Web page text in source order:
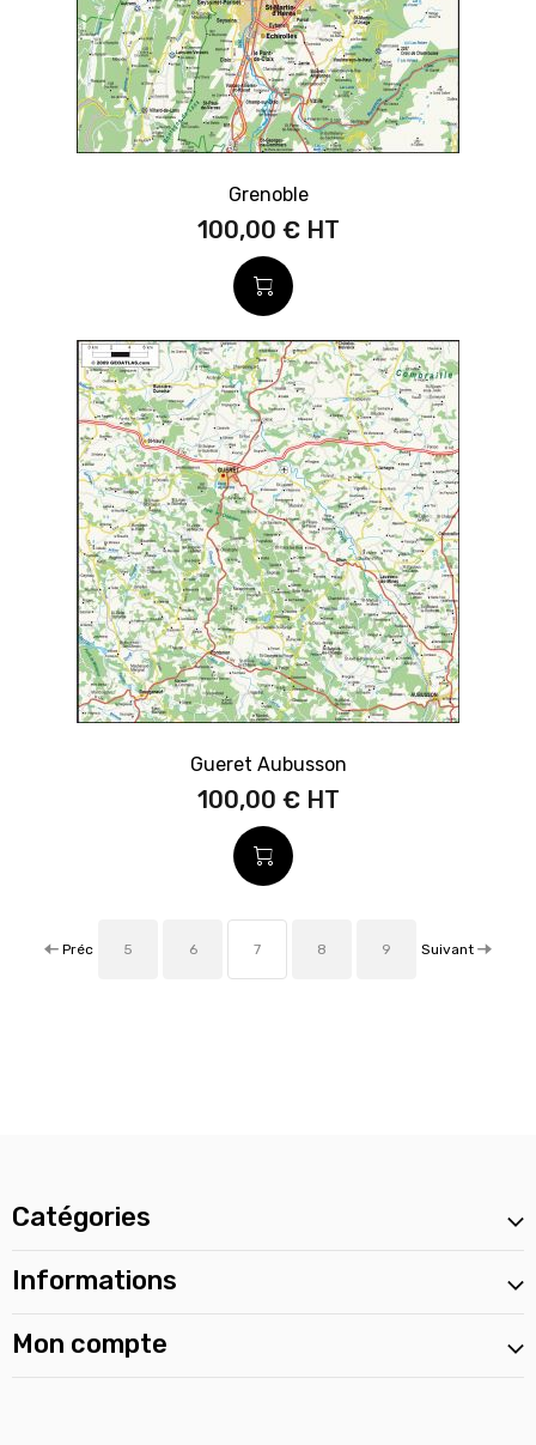
Grenoble
100,00 €
Gueret Aubusson
100,00 €
Préc 5 6 7 8 9 Suivant
Catégories
Informations
Mon compte